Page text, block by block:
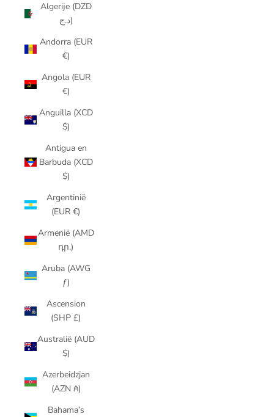
Algerije (DZD
د.ج)
Andorra (EUR
€)
Angola (EUR
€)
Anguilla (XCD
$)
Antigua en
Barbuda (XCD
$)
Argentinië
(EUR €)
Armenië (AMD
դր.)
Aruba (AWG
ƒ)
Ascension
(SHP £)
Australië (AUD
$)
Azerbeidzjan
(AZN ₼)
Bahama’s